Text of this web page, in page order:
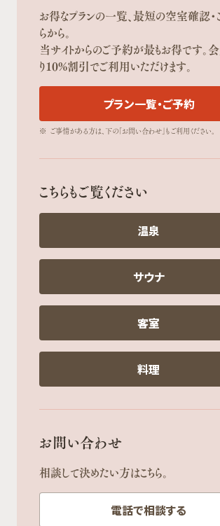
お得なプランの一覧、最短の空室確認・
らから。
当サイトからのご予約が最もお得です。
り10%割引でご利用いただけます。
プラン一覧・ご予約
※ ご事情がある方は、下の「お問い合わせ」もご利用ください。
こちらもご覧ください
温泉
サウナ
客室
料理
お問い合わせ
相談して決めたい方はこちら。
電話で相談する